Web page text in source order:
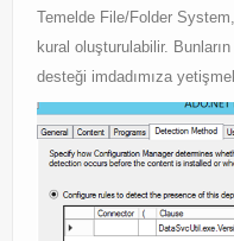
Temelde File/Folder
kural oluşturulabilir.
desteği imdadımıza